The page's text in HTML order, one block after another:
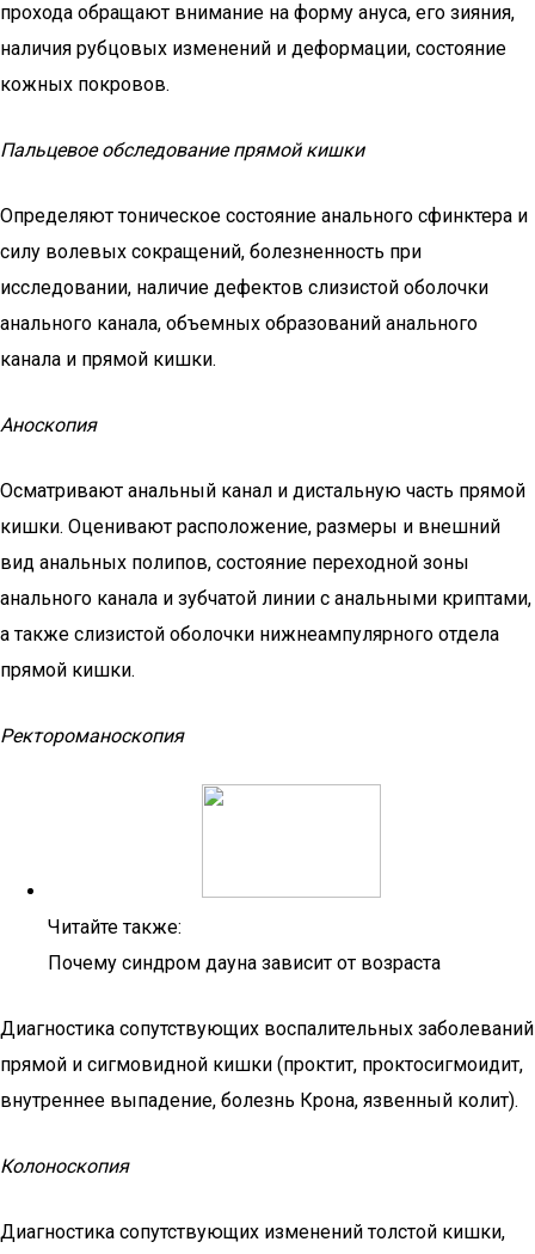
прохода обращают внимание на форму ануса, его зияния,
наличия рубцовых изменений и деформации, состояние
кожных покровов.
Пальцевое обследование прямой кишки
Определяют тоническое состояние анального сфинктера и
силу волевых сокращений, болезненность при
исследовании, наличие дефектов слизистой оболочки
анального канала, объемных образований анального
канала и прямой кишки.
Аноскопия
Осматривают анальный канал и дистальную часть прямой
кишки. Оценивают расположение, размеры и внешний
вид анальных полипов, состояние переходной зоны
анального канала и зубчатой линии с анальными криптами,
а также слизистой оболочки нижнеампулярного отдела
прямой кишки.
Ректороманоскопия
Читайте также:
Почему синдром дауна зависит от возраста
Диагностика сопутствующих воспалительных заболеваний
прямой и сигмовидной кишки (проктит, проктосигмоидит,
внутреннее выпадение, болезнь Крона, язвенный колит).
Колоноскопия
Диагностика сопутствующих изменений толстой кишки,